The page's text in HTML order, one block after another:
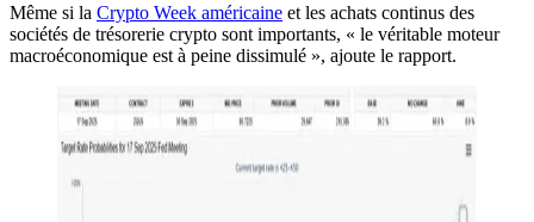
Même si la Crypto Week américaine et les achats continus des
sociétés de trésorerie crypto sont importants, « le véritable moteur
macroéconomique est à peine dissimulé », ajoute le rapport.